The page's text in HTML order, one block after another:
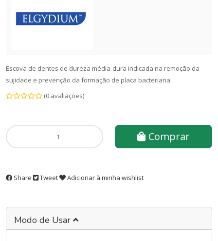
Escova de dentes de dureza média-dura indicada na remoção da
sujidade e prevenção da formação de placa bacteriana.
(0 avaliações)
Comprar
Share Tweet Adicionar à minha wishlist
Modo de Usar